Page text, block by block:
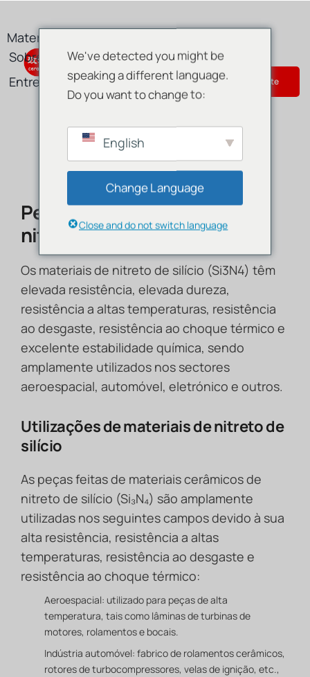
content
Materiais
Sobre
Blog
Entre em contacto connosco
Get Instant Quote
Peças e componentes de
nitreto de silício
Os materiais de nitreto de silício (Si3N4) têm
elevada resistência, elevada dureza,
resistência a altas temperaturas, resistência
ao desgaste, resistência ao choque térmico e
excelente estabilidade química, sendo
amplamente utilizados nos sectores
aeroespacial, automóvel, eletrónico e outros.
Utilizações de materiais de nitreto de
silício
As peças feitas de materiais cerâmicos de
nitreto de silício (Si₃N₄) são amplamente
utilizadas nos seguintes campos devido à sua
alta resistência, resistência a altas
temperaturas, resistência ao desgaste e
resistência ao choque térmico:
Aeroespacial: utilizado para peças de alta
temperatura, tais como lâminas de turbinas de
motores, rolamentos e bocais.
Indústria automóvel: fabrico de rolamentos cerâmicos,
rotores de turbocompressores, velas de ignição, etc.,
We've detected you might be
speaking a different language.
Do you want to change to:
English
Change Language
Close and do not switch language